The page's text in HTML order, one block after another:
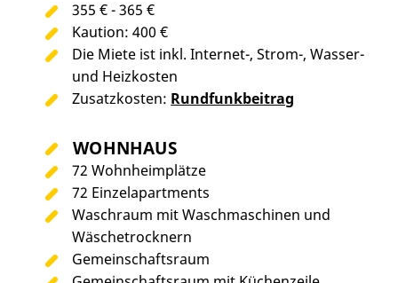
355 € - 365 €
Kaution: 400 €
Die Miete ist inkl. Internet-, Strom-, Wasser-
und Heizkosten
Zusatzkosten: Rundfunkbeitrag
WOHNHAUS
72 Wohnheimplätze
72 Einzelapartments
Waschraum mit Waschmaschinen und
Wäschetrocknern
Gemeinschaftsraum